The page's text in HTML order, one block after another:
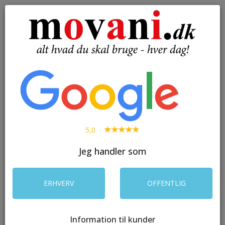
Toggle
5,0
Jeg handler som
ERHVERV OFFENTLIG
Information til kunder